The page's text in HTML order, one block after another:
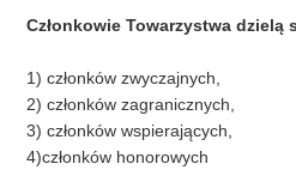
Członkowie Towarzystwa dzielą
1) członków zwyczajnych,
2) członków zagranicznych,
3) członków wspierających,
4)członków honorowych